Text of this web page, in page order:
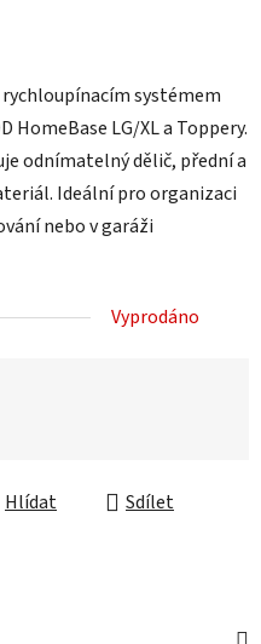
systémem
LG/XL a Toppery.
odnímatelný dělič, přední a
Ideální pro organizaci
nebo v garáži
Vyprodáno
Hlídat Sdílet